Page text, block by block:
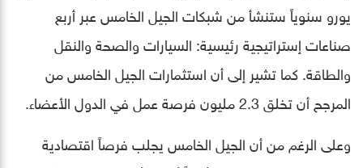
يورو سنوياً ستنشأ من شبكات الجيل الخامس عبر أربع
صناعات إستراتيجية رئيسية: السيارات والصحة والنقل
والطاقة. كما تشير إلى أن استثمارات الجيل الخامس من
المرجح أن تخلق 2.3 مليون فرصة عمل في الدول الأعضاء.
وعلى الرغم من أن الجيل الخامس يجلب فرصاً اقتصادية